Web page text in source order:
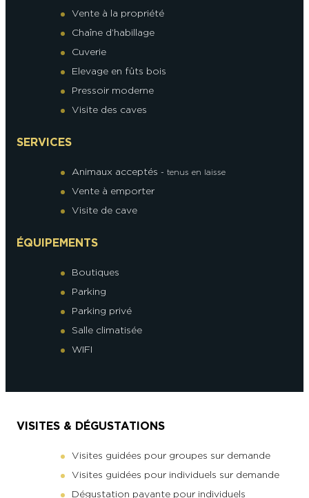
Vente à la propriété
Chaîne d’habillage
Cuverie
Elevage en fûts bois
Pressoir moderne
Visite des caves
SERVICES
Animaux acceptés - tenus en laisse
Vente à emporter
Visite de cave
ÉQUIPEMENTS
Boutiques
Parking
Parking privé
Salle climatisée
WIFI
VISITES & DÉGUSTATIONS
Visites guidées pour groupes sur demande
Visites guidées pour individuels sur demande
Dégustation payante pour individuels